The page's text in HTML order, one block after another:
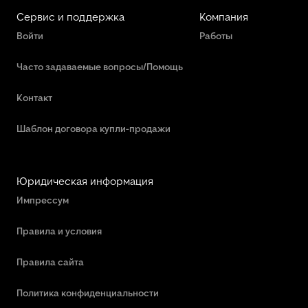
Сервис и поддержка
Войти
Часто задаваемые вопросы/Помощь
Контакт
Шаблон договора купли-продажи
Компания
Работы
Юридическая информация
Импрессум
Правила и условия
Правила сайта
Политика конфиденциальности